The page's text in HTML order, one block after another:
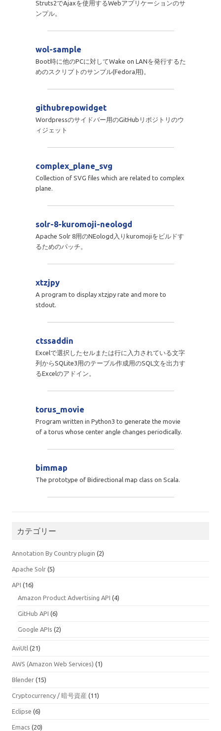
Struts2でAjaxを使用するWebアプリケーションのサ
ンプル。
wol-sample
Boot時に他のPCに対してWake on LANを発行するた
めのスクリプトのサンプル(Fedora用)。
githubrepowidget
Wordpressのサイドバー用のGitHubリポジトリのウ
ィジェット
complex_plane_svg
Collection of SVG files which are related to complex
plane.
solr-8-kuromoji-neologd
Apache Solr 8用のNEologd入りkuromojiをビルドす
るためのパッチ。
xtzjpy
A program to display xtzjpy rate and more to
stdout.
ctssaddin
Excelで選択したセルまたは行に入力されている文字
列からSQLite3用のテーブル作成用のSQL文を出力す
るExcelのアドイン。
torus_movie
Program written in Python3 to generate the movie
of a torus whose center angle changes periodically.
bimmap
The prototype of Bidirectional map class on Scala.
カテゴリー
Annotation By Country plugin (2)
Apache Solr (5)
API (16)
Amazon Product Advertising API (4)
GitHub API (6)
Google APIs (2)
AviUtl (21)
AWS (Amazon Web Services) (1)
Blender (15)
Cryptocurrency / 暗号資産 (11)
Eclipse (6)
Emacs (20)